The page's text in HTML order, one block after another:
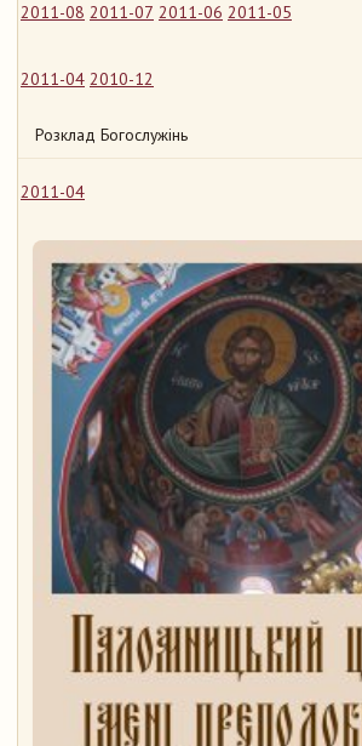
2011-08 2011-07 2011-06 2011-05
2011-04 2010-12
Розклад Богослужінь
2011-04